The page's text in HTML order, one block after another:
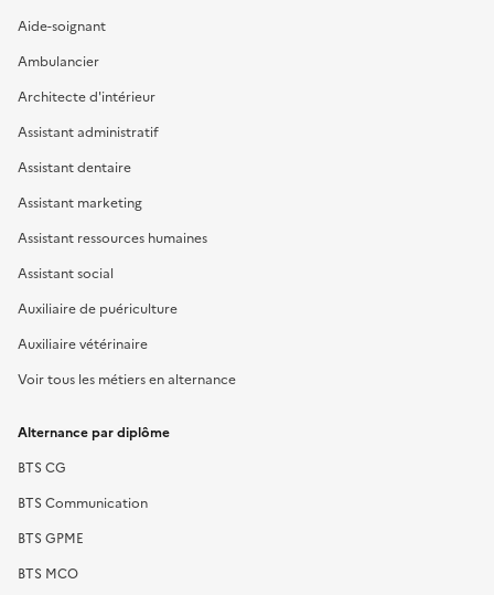
Aide-soignant
Ambulancier
Architecte d'intérieur
Assistant administratif
Assistant dentaire
Assistant marketing
Assistant ressources humaines
Assistant social
Auxiliaire de puériculture
Auxiliaire vétérinaire
Voir tous les métiers en alternance
Alternance par diplôme
BTS CG
BTS Communication
BTS GPME
BTS MCO